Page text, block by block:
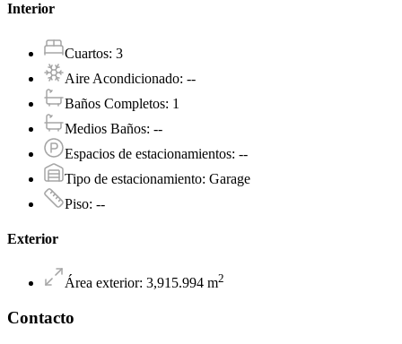
Interior
Cuartos: 3
Aire Acondicionado: --
Baños Completos: 1
Medios Baños: --
Espacios de estacionamientos: --
Tipo de estacionamiento: Garage
Piso: --
Exterior
Área exterior: 3,915.994 m2
Contacto